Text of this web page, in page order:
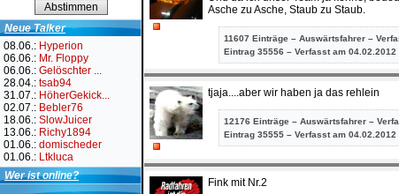
Neue Talker
08.06.: Hyperion
06.06.: Mr. Floppy
06.06.: Gelöschter ...
28.04.: tsab94
31.07.: HöherGekick...
02.07.: Bebler76
18.06.: SlowJuicer
13.06.: Richy1894
01.06.: domischeder
01.06.: Ltkluca
Wer ist online?
Asche zu Asche, Staub zu Staub.
11607 Einträge – Auswärtsfahrer –
Eintrag 35556 – Verfasst am
tjaja....aber wir haben ja das rehlein
12176 Einträge – Auswärtsfahrer –
Eintrag 35555 – Verfasst am
Fink mit Nr.2